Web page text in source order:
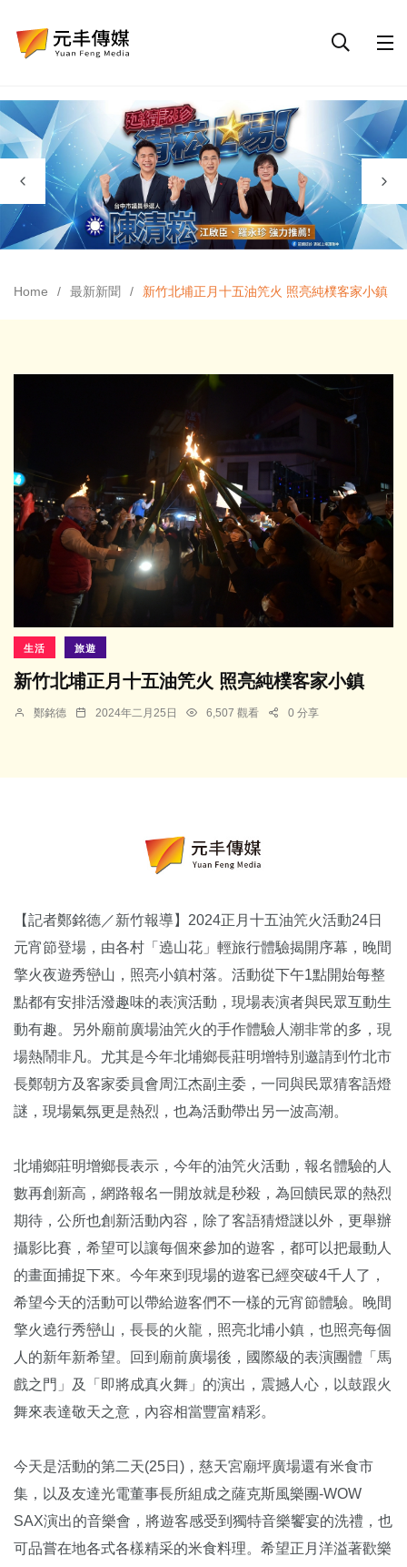
Home 最新新聞 新竹北埔正月十五油笐火 照亮純樸客家小鎮
生活 旅遊
新竹北埔正月十五油笐火 照亮純樸客家小鎮
鄭銘德 2024年二月25日 6,507 觀看 0 分享
【記者鄭銘德／新竹報導】2024正月十五油笐火活動24日
元宵節登場，由各村「遶山花」輕旅行體驗揭開序幕，晚間
擎火夜遊秀巒山，照亮小鎮村落。活動從下午1點開始每整
點都有安排活潑趣味的表演活動，現場表演者與民眾互動生
動有趣。另外廟前廣場油笐火的手作體驗人潮非常的多，現
場熱鬧非凡。尤其是今年北埔鄉長莊明增特別邀請到竹北市
長鄭朝方及客家委員會周江杰副主委，一同與民眾猜客語燈
謎，現場氣氛更是熱烈，也為活動帶出另一波高潮。
北埔鄉莊明增鄉長表示，今年的油笐火活動，報名體驗的人
數再創新高，網路報名一開放就是秒殺，為回饋民眾的熱烈
期待，公所也創新活動內容，除了客語猜燈謎以外，更舉辦
攝影比賽，希望可以讓每個來參加的遊客，都可以把最動人
的畫面捕捉下來。今年來到現場的遊客已經突破4千人了，
希望今天的活動可以帶給遊客們不一樣的元宵節體驗。晚間
擎火遶行秀巒山，長長的火龍，照亮北埔小鎮，也照亮每個
人的新年新希望。回到廟前廣場後，國際級的表演團體「馬
戲之門」及「即將成真火舞」的演出，震撼人心，以鼓跟火
舞來表達敬天之意，內容相當豐富精彩。
今天是活動的第二天(25日)，慈天宮廟坪廣場還有米食市
集，以及友達光電董事長所組成之薩克斯風樂團-WOW
SAX演出的音樂會，將遊客感受到獨特音樂饗宴的洗禮，也
可品嘗在地各式各樣精采的米食料理。希望正月洋溢著歡樂